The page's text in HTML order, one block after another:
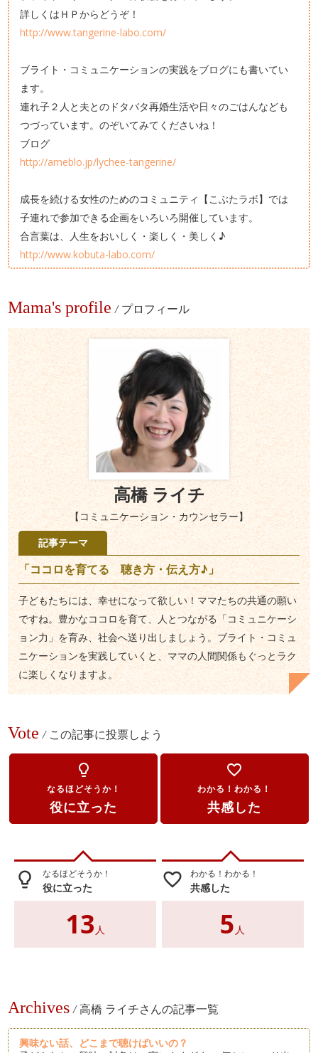
詳しくはＨＰからどうぞ！
http://www.tangerine-labo.com/
ブライト・コミュニケーションの実践をブログにも書いてい
ます。
連れ子２人と夫とのドタバタ再婚生活や日々のごはんなども
つづっています。のぞいてみてくださいね！
ブログ
http://ameblo.jp/lychee-tangerine/
成長を続ける女性のためのコミュニティ【こぶたラボ】では
子連れで参加できる企画をいろいろ開催しています。
合言葉は、人生をおいしく・楽しく・美しく♪
http://www.kobuta-labo.com/
Mama's profile / プロフィール
高橋 ライチ
【コミュニケーション・カウンセラー】
記事テーマ
「ココロを育てる 聴き方・伝え方♪」
子どもたちには、幸せになって欲しい！ママたちの共通の願い
ですね。豊かなココロを育て、人とつながる「コミュニケーシ
ョン力」を育み、社会へ送り出しましょう。ブライト・コミュ
ニケーションを実践していくと、ママの人間関係もぐっとラク
に楽しくなりますよ。
Vote / この記事に投票しよう
lightbulb_outline
なるほどそうか！
役に立った
favorite_border
わかる！わかる！
共感した
lightbulb_outline なるほどそうか！
役に立った
13 人
favorite_border わかる！わかる！
共感した
5 人
Archives / 高橋 ライチさんの記事一覧
興味ない話、どこまで聴けばいいの？